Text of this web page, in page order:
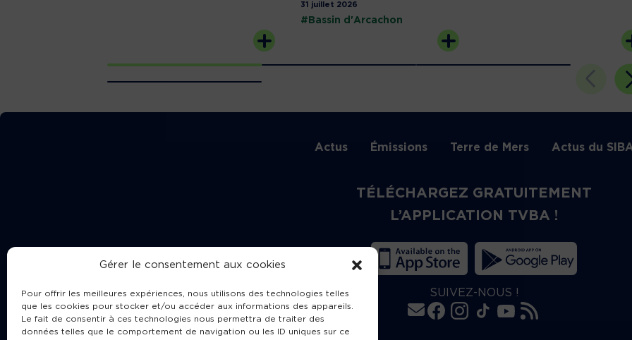
Gérer le consentement aux cookies
Pour offrir les meilleures expériences, nous utilisons des technologies telles
que les cookies pour stocker et/ou accéder aux informations des appareils.
Le fait de consentir à ces technologies nous permettra de traiter des
données telles que le comportement de navigation ou les ID uniques sur ce
31 juillet 2026
#Bassin d'Arcachon
Actus Émissions Terre de Mers Actus du
TÉLÉCHARGEZ GRATUITEMENT
L’APPLICATION TVBA !
SUIVEZ-NOUS !